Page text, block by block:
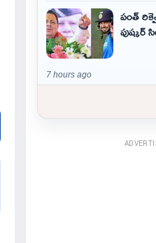
పంత్
పుష్కర్
7 hours ago